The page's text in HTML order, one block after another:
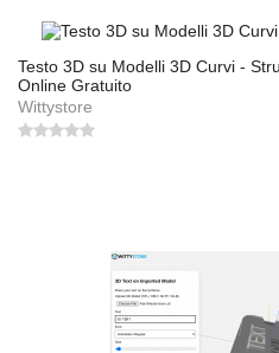
Testo 3D su Modelli 3D Curvi -
Online Gratuito
Wittystore